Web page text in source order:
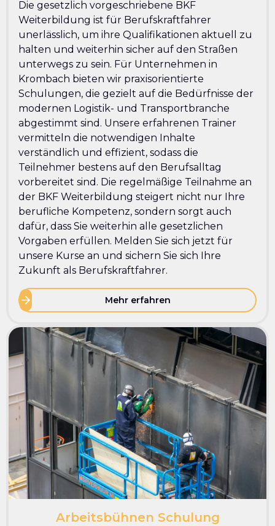
Die gesetzlich vorgeschriebene BKF
Weiterbildung ist für Berufskraftfahrer
unerlässlich, um ihre Qualifikationen aktuell zu
halten und weiterhin sicher auf den Straßen
unterwegs zu sein. Für Unternehmen in
Krombach bieten wir praxisorientierte
Schulungen, die gezielt auf die Bedürfnisse der
modernen Logistik- und Transportbranche
abgestimmt sind. Unsere erfahrenen Trainer
vermitteln die notwendigen Inhalte
verständlich und effizient, sodass die
Teilnehmer bestens auf den Berufsalltag
vorbereitet sind. Die regelmäßige Teilnahme an
der BKF Weiterbildung steigert nicht nur Ihre
berufliche Kompetenz, sondern sorgt auch
dafür, dass Sie weiterhin alle gesetzlichen
Vorgaben erfüllen. Melden Sie sich jetzt für
unsere Kurse an und sichern Sie sich Ihre
Zukunft als Berufskraftfahrer.
Mehr erfahren
Arbeitsbühnen Schulung